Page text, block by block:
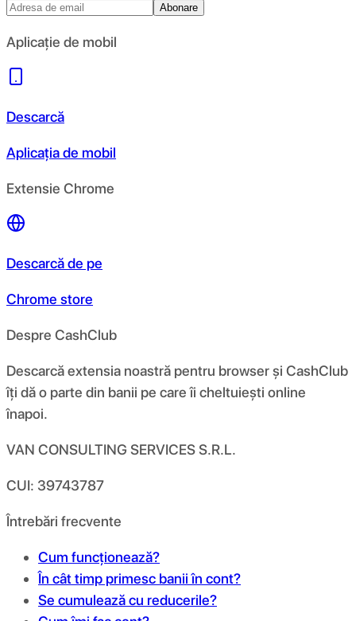
Abonare
Aplicație de mobil
Descarcă
Aplicația de mobil
Extensie Chrome
Descarcă de pe
Chrome store
Despre CashClub
Descarcă extensia noastră pentru browser și CashClub
îți dă o parte din banii pe care îi cheltuiești online
înapoi.
VAN CONSULTING SERVICES S.R.L.
CUI: 39743787
Întrebări frecvente
Cum funcționează?
În cât timp primesc banii în cont?
Se cumulează cu reducerile?